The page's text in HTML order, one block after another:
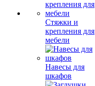
Стяжки и
крепления для
мебели
Навесы для
шкафов